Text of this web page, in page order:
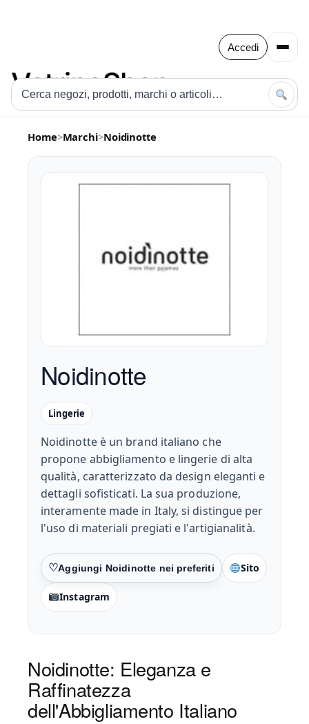
Accedi
Home>Marchi>Noidinotte
Noidinotte
Lingerie
Noidinotte è un brand italiano che
propone abbigliamento e lingerie di alta
qualità, caratterizzato da design eleganti e
dettagli sofisticati. La sua produzione,
interamente made in Italy, si distingue per
l'uso di materiali pregiati e l'artigianalità.
Preferiti Sito
Instagram
Noidinotte: Eleganza e
Raffinatezza
dell'Abbigliamento Italiano